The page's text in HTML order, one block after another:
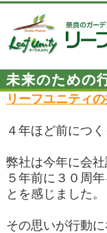
未来のための
リーフユニティの
４年ほど前につ
弊社は今年に会
５年前に３０周
とを感じました。
その思いが行動